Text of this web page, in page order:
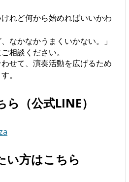
けれど何から始めればいいかわ
なかなかうまくいかない。」
相談ください。
せて、演奏活動を広げるため
。
（公式LINE）
い方はこちら